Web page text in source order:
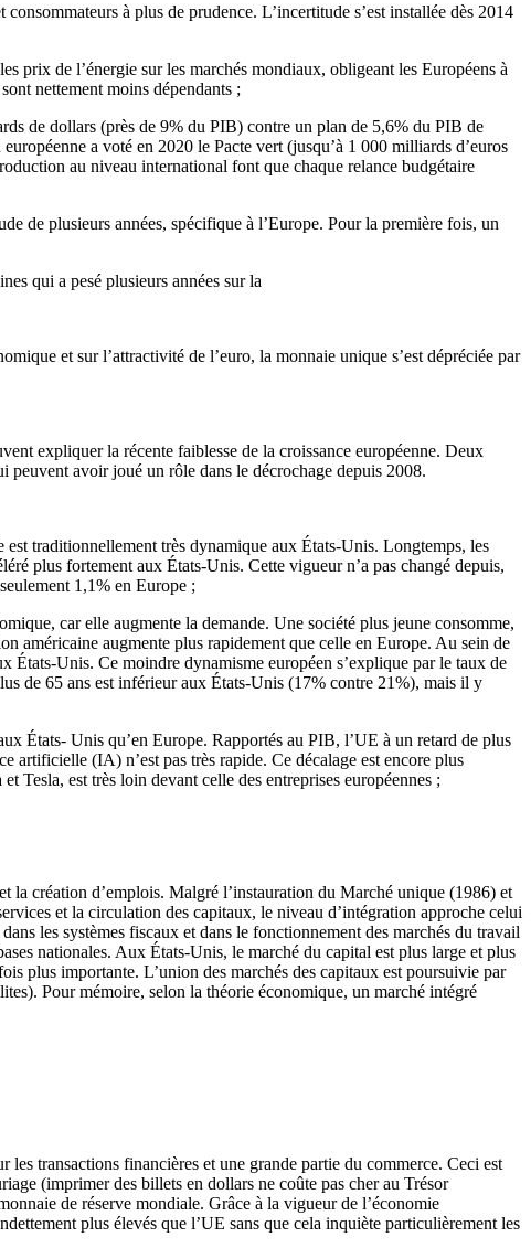
à plus de prudence. L’incertitude s’est installée dès 2014
prix de l’énergie sur les marchés mondiaux, obligeant les Européens à
nettement moins dépendants ;
de dollars (près de 9% du PIB) contre un plan de 5,6% du PIB de
a voté en 2020 le Pacte vert (jusqu’à 1 000 milliards d’euros
au niveau international font que chaque relance budgétaire
de plusieurs années, spécifique à l’Europe. Pour la première fois, un
qui a pesé plusieurs années sur la
et sur l’attractivité de l’euro, la monnaie unique s’est dépréciée par
expliquer la récente faiblesse de la croissance européenne. Deux
peuvent avoir joué un rôle dans le décrochage depuis 2008.
traditionnellement très dynamique aux États-Unis. Longtemps, les
plus fortement aux États-Unis. Cette vigueur n’a pas changé depuis,
1,1% en Europe ;
car elle augmente la demande. Une société plus jeune consomme,
américaine augmente plus rapidement que celle en Europe. Au sein de
États-Unis. Ce moindre dynamisme européen s’explique par le taux de
de 65 ans est inférieur aux États-Unis (17% contre 21%), mais il y
États- Unis qu’en Europe. Rapportés au PIB, l’UE à un retard de plus
artificielle (IA) n’est pas très rapide. Ce décalage est encore plus
Tesla, est très loin devant celle des entreprises européennes ;
la création d’emplois. Malgré l’instauration du Marché unique (1986) et
et la circulation des capitaux, le niveau d’intégration approche celui
les systèmes fiscaux et dans le fonctionnement des marchés du travail
nationales. Aux États-Unis, le marché du capital est plus large et plus
plus importante. L’union des marchés des capitaux est poursuivie par
Pour mémoire, selon la théorie économique, un marché intégré
transactions financières et une grande partie du commerce. Ceci est
(imprimer des billets en dollars ne coûte pas cher au Trésor
de réserve mondiale. Grâce à la vigueur de l’économie
plus élevés que l’UE sans que cela inquiète particulièrement les